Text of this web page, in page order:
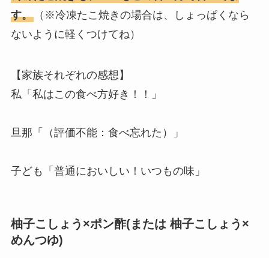
す。（※冷凍たこ焼きの場合は、しょっぱくなら
ないように軽くつけてね）
【家族それぞれの感想】
私「私はこの食べ方好き！！」
旦那「（評価不能：食べ忘れた）」
子ども「普通においしい！いつもの味」
柚子こしょう×ポン酢(または 柚子こしょう×
めんつゆ)